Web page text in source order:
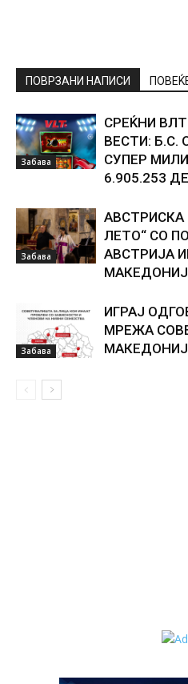
ПОВРЗАНИ НАПИСИ
Забава
СРЕЌНИ ВЛТ
ВЕСТИ: Б.С.
СУПЕР
6.905.253
Забава
АВСТРИСКА
ЛЕТО“ СО
АВСТРИЈА
Забава
ИГРАЈ
МРЕЖА